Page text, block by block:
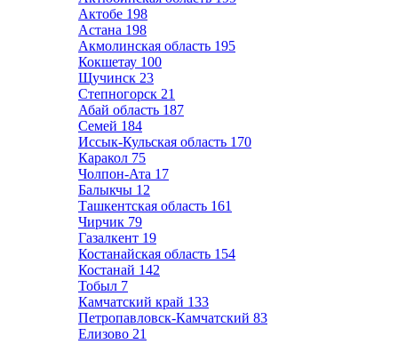
Актобе 198
Астана 198
Акмолинская область 195
Кокшетау 100
Щучинск 23
Степногорск 21
Абай область 187
Семей 184
Иссык-Кульская область 170
Каракол 75
Чолпон-Ата 17
Балыкчы 12
Ташкентская область 161
Чирчик 79
Газалкент 19
Костанайская область 154
Костанай 142
Тобыл 7
Камчатский край 133
Петропавловск-Камчатский 83
Елизово 21